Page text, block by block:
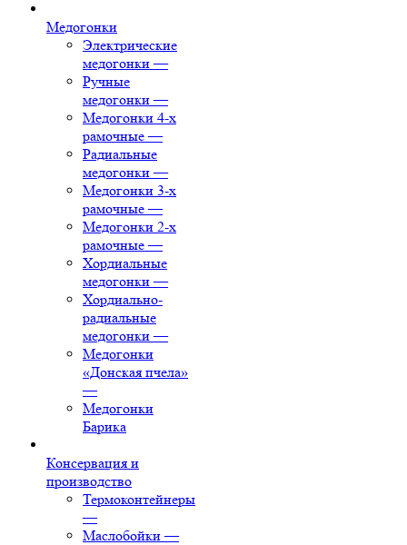
Медогонки
Электрические
медогонки —
Ручные
медогонки —
Медогонки 4-х
рамочные —
Радиальные
медогонки —
Медогонки 3-х
рамочные —
Медогонки 2-х
рамочные —
Хордиальные
медогонки —
Хордиально-
радиальные
медогонки —
Медогонки
«Донская пчела»
—
Медогонки
Барика
Консервация и
производство
Термоконтейнеры
—
Маслобойки —